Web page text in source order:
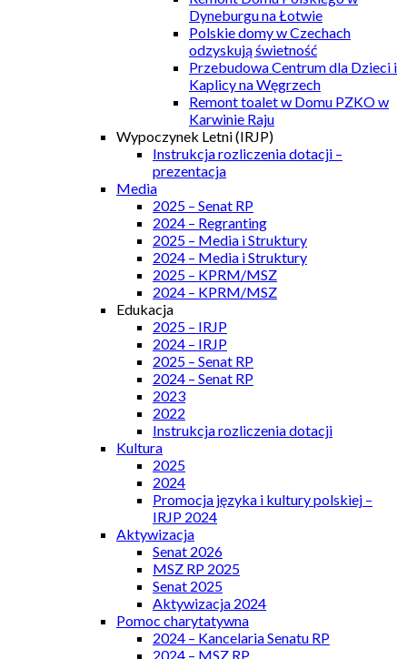
Dyneburgu na Łotwie
Polskie domy w Czechach
odzyskują świetność
Przebudowa Centrum dla Dzieci i
Kaplicy na Węgrzech
Remont toalet w Domu PZKO w
Karwinie Raju
Wypoczynek Letni (IRJP)
Instrukcja rozliczenia dotacji –
prezentacja
Media
2025 – Senat RP
2024 – Regranting
2025 – Media i Struktury
2024 – Media i Struktury
2025 – KPRM/MSZ
2024 – KPRM/MSZ
Edukacja
2025 – IRJP
2024 – IRJP
2025 – Senat RP
2024 – Senat RP
2023
2022
Instrukcja rozliczenia dotacji
Kultura
2025
2024
Promocja języka i kultury polskiej –
IRJP 2024
Aktywizacja
Senat 2026
MSZ RP 2025
Senat 2025
Aktywizacja 2024
Pomoc charytatywna
2024 – Kancelaria Senatu RP
2024 – MSZ RP